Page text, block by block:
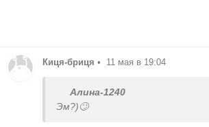
Киця-бриця • 11 мая в 19:04
Алина-1240
Эм?)🙄